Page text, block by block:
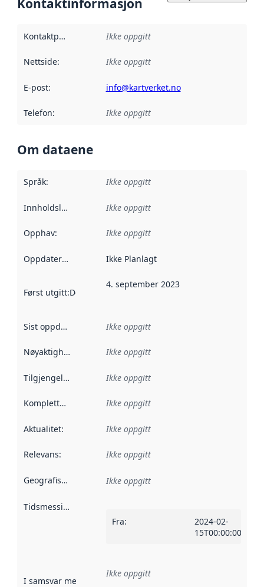
Kontaktinformasjon
Kontaktpunkt Ikke oppgitt
Nettside: Ikke oppgitt
E-post: info@kartverket.no
Telefon: Ikke oppgitt
Om dataene
Språk: Ikke oppgitt
Innholdsleverandører :
Ikke oppgitt
Opphav: Ikke oppgitt
Oppdateringsfrekvens :
Ikke Planlagt
Først utgitt:Denne datoen sier når dataene i dette
4. september 2023
Sist oppdatert Ikke oppgitt
Nøyaktighet Ikke oppgitt
Tilgjengelighet Ikke oppgitt
Kompletthet Ikke oppgitt
Aktualitet: Ikke oppgitt
Relevans: Ikke oppgitt
Geografisk avgrensning :
Ikke oppgitt
Tidsmessig avgrensning
Fra:
2024-02-
15T00:00:00Z
I samsvar med Referanse til en implementasjonsregel
Ikke oppgitt